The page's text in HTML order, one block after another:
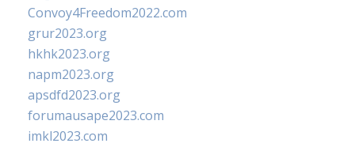
Convoy4Freedom2022.com
grur2023.org
hkhk2023.org
napm2023.org
apsdfd2023.org
forumausape2023.com
imkl2023.com